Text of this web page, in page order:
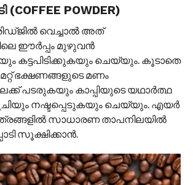
(COFFEE POWDER)
വെച്ചാൽ അത്
ഈർപ്പം മുഴുവൻ
കട്ടപിടിക്കുകയും ചെയ്യും. കൂടാതെ
ഭക്ഷണങ്ങളുടെ മണം
പടരുകയും കാപ്പിയുടെ യഥാർത്ഥ
നഷ്ടപ്പെടുകയും ചെയ്യും. എയർ
സാധാരണ താപനിലയിൽ
സൂക്ഷിക്കാൻ.